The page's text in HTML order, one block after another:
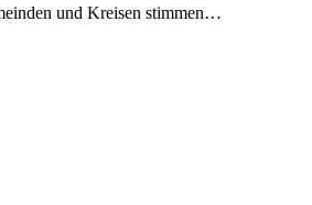
und Kreisen stimmen…